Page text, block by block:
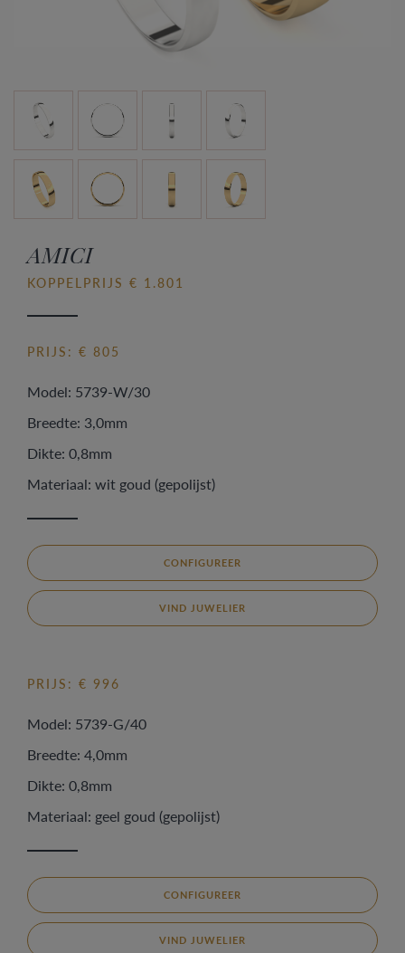
AMICI
KOPPELPRIJS € 1.801
PRIJS: € 805
Model: 5739-W/30
Breedte: 3,0mm
Dikte: 0,8mm
Materiaal: wit goud (gepolijst)
CONFIGUREER
VIND JUWELIER
PRIJS: € 996
Model: 5739-G/40
Breedte: 4,0mm
Dikte: 0,8mm
Materiaal: geel goud (gepolijst)
CONFIGUREER
VIND JUWELIER